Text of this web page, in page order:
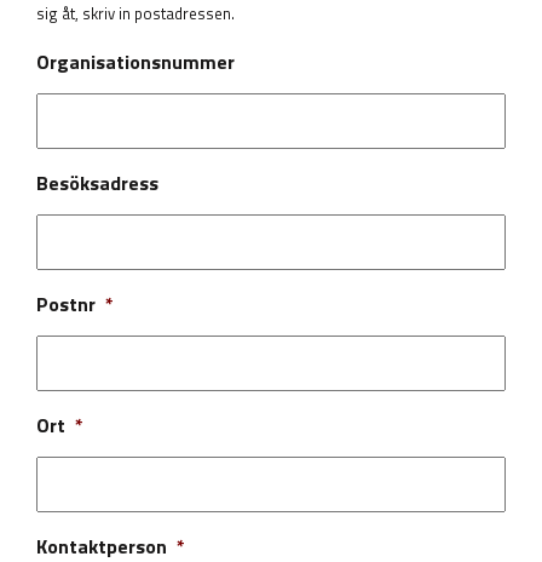
sig åt, skriv in postadressen.
Organisationsnummer
Besöksadress
Postnr *
Ort *
Kontaktperson *